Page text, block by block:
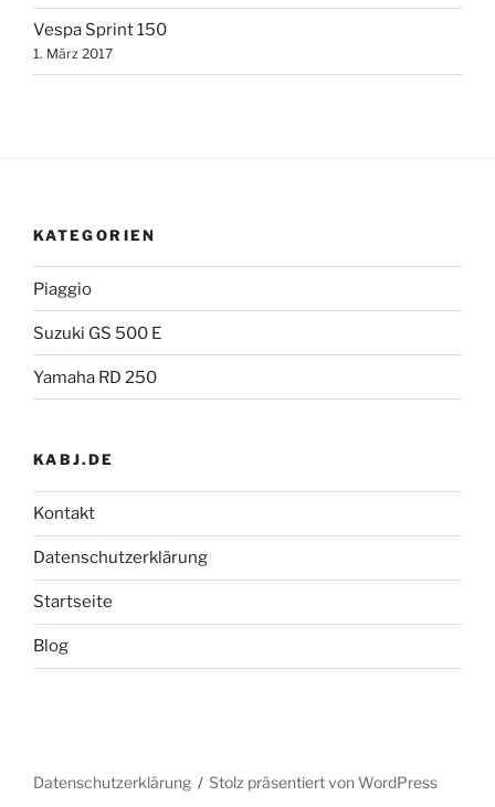
Vespa Sprint 150
1. März 2017
KATEGORIEN
Piaggio
Suzuki GS 500 E
Yamaha RD 250
KABJ.DE
Kontakt
Datenschutzerklärung
Startseite
Blog
Datenschutzerklärung Stolz präsentiert von WordPress